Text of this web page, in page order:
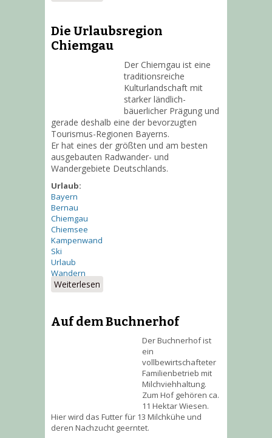
Die Urlaubsregion
Chiemgau
Der Chiemgau ist eine
traditionsreiche
Kulturlandschaft mit
starker ländlich-
bäuerlicher Prägung und
gerade deshalb eine der bevorzugten
Tourismus-Regionen Bayerns.
Er hat eines der größten und am besten
ausgebauten Radwander- und
Wandergebiete Deutschlands.
Urlaub:
Bayern
Bernau
Chiemgau
Chiemsee
Kampenwand
Ski
Urlaub
Wandern
Weiterlesen
Chiemgau
Auf dem Buchnerhof
Der Buchnerhof ist
ein
vollbewirtschafteter
Familienbetrieb mit
Milchviehhaltung.
Zum Hof gehören ca.
11 Hektar Wiesen.
Hier wird das Futter für 13 Milchkühe und
deren Nachzucht geerntet.